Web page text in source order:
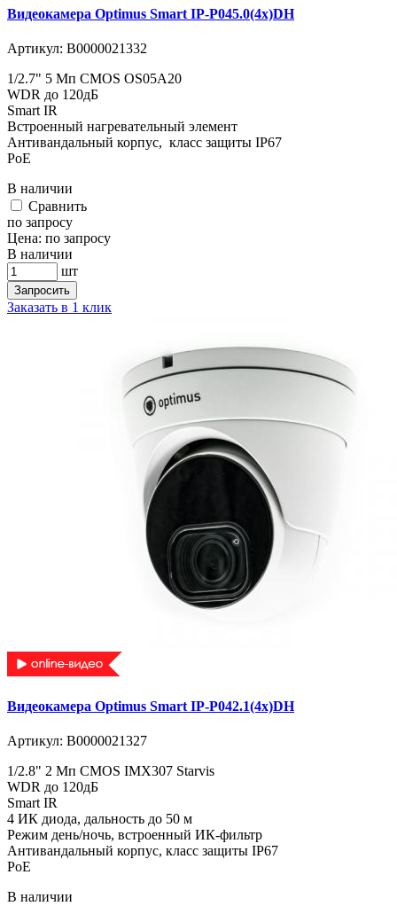
Видеокамера Optimus Smart IP-P045.0(4x)DH
Артикул: В0000021332
1/2.7" 5 Мп CMOS OS05A20
WDR до 120дБ
Smart IR
Встроенный нагревательный элемент
Антивандальный корпус, класс защиты IР67
PoE
В наличии
Cравнить
по запросу
Цена: по запросу
В наличии
шт
Запросить
Заказать в 1 клик
Видеокамера Optimus Smart IP-P042.1(4x)DH
Артикул: В0000021327
1/2.8" 2 Мп CMOS IMX307 Starvis
WDR до 120дБ
Smart IR
4 ИК диода, дальность до 50 м
Режим день/ночь, встроенный ИК-фильтр
Антивандальный корпус, класс защиты IР67
PoE
В наличии